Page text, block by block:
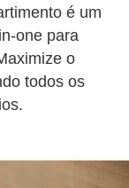
é um
one para
o
todos os